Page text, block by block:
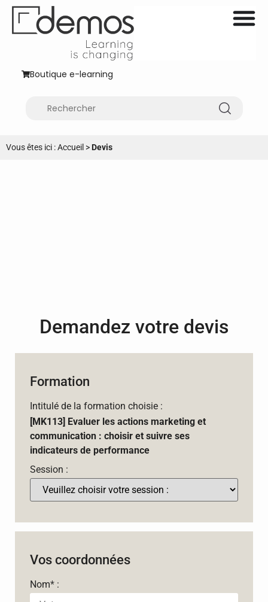
Boutique e-learning
Vous êtes ici :Accueil >Devis
Demandez votre devis
Formation
Intitulé de la formation choisie :
[MK113] Evaluer les actions marketing et
communication : choisir et suivre ses
indicateurs de performance
Session :
Vos coordonnées
Nom* :